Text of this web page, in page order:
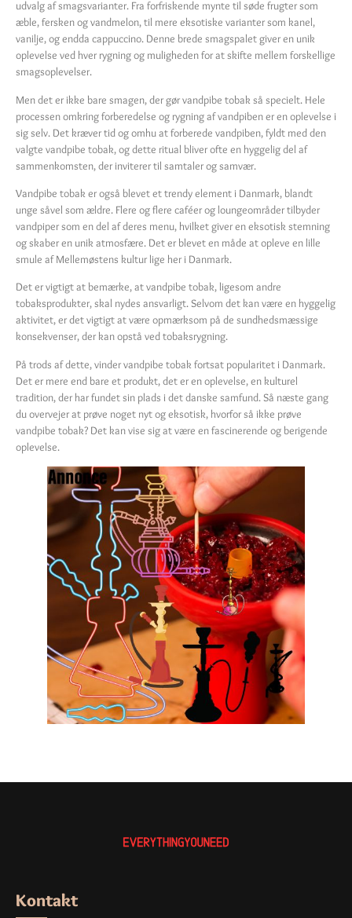
udvalg af smagsvarianter. Fra forfriskende mynte til søde frugter som
æble, fersken og vandmelon, til mere eksotiske varianter som kanel,
vanilje, og endda cappuccino. Denne brede smagspalet giver en unik
oplevelse ved hver rygning og muligheden for at skifte mellem forskellige
smagsoplevelser.
Men det er ikke bare smagen, der gør vandpibe tobak så specielt. Hele
processen omkring forberedelse og rygning af vandpiben er en oplevelse i
sig selv. Det kræver tid og omhu at forberede vandpiben, fyldt med den
valgte vandpibe tobak, og dette ritual bliver ofte en hyggelig del af
sammenkomsten, der inviterer til samtaler og samvær.
Vandpibe tobak er også blevet et trendy element i Danmark, blandt
unge såvel som ældre. Flere og flere caféer og loungeområder tilbyder
vandpiper som en del af deres menu, hvilket giver en eksotisk stemning
og skaber en unik atmosfære. Det er blevet en måde at opleve en lille
smule af Mellemøstens kultur lige her i Danmark.
Det er vigtigt at bemærke, at vandpibe tobak, ligesom andre
tobaksprodukter, skal nydes ansvarligt. Selvom det kan være en hyggelig
aktivitet, er det vigtigt at være opmærksom på de sundhedsmæssige
konsekvenser, der kan opstå ved tobaksrygning.
På trods af dette, vinder vandpibe tobak fortsat popularitet i Danmark.
Det er mere end bare et produkt, det er en oplevelse, en kulturel
tradition, der har fundet sin plads i det danske samfund. Så næste gang
du overvejer at prøve noget nyt og eksotisk, hvorfor så ikke prøve
vandpibe tobak? Det kan vise sig at være en fascinerende og berigende
oplevelse.
Kontakt